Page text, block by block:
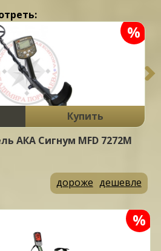
%
Купить
АКА Сигнум MFD 7272М
дороже дешевле
%